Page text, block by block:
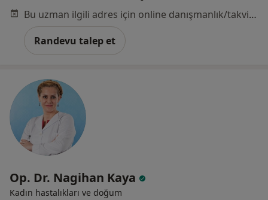
Bu uzman ilgili adres için online danışmanlık/takvim sunmuyor.
Randevu talep et
Op. Dr. Nagihan Kaya
Kadın hastalıkları ve doğum